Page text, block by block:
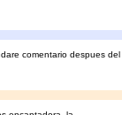
comentario despues del